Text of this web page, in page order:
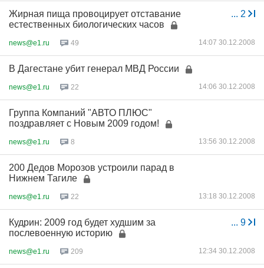
... 2
Жирная пища провоцирует отставание
естественных биологических часов
news@e1.ru 49 14:07 30.12.2008
В Дагестане убит генерал МВД России
news@e1.ru 22 14:06 30.12.2008
Группа Компаний "АВТО ПЛЮС"
поздравляет с Новым 2009 годом!
news@e1.ru 8 13:56 30.12.2008
200 Дедов Морозов устроили парад в
Нижнем Тагиле
news@e1.ru 22 13:18 30.12.2008
... 9
Кудрин: 2009 год будет худшим за
послевоенную историю
news@e1.ru 209 12:34 30.12.2008